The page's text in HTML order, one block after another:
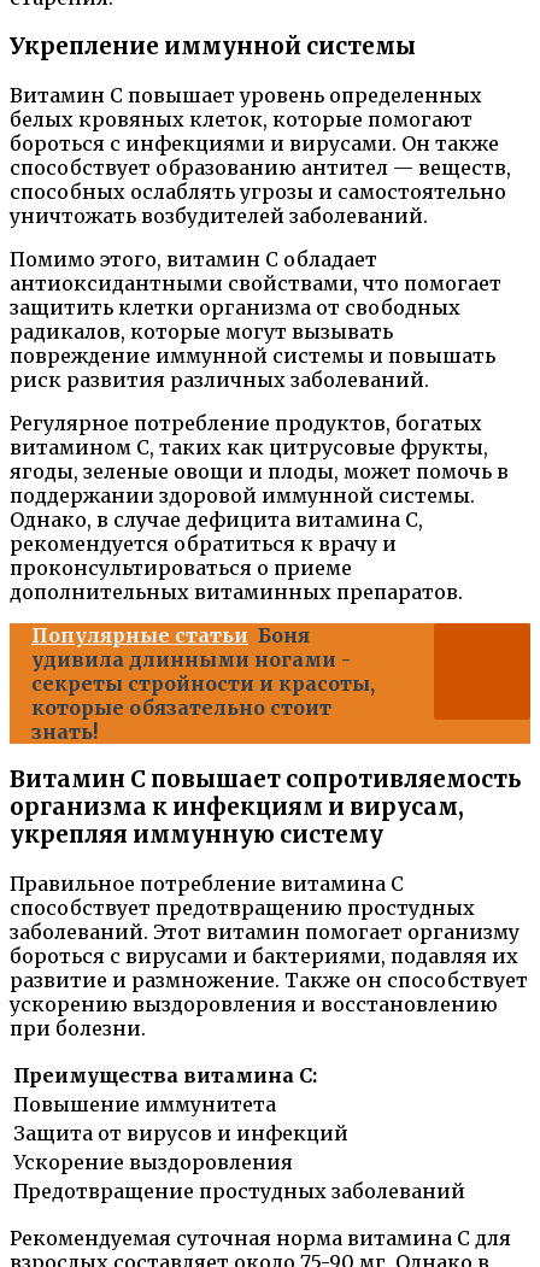
Укрепление иммунной системы
Витамин C повышает уровень определенных
белых кровяных клеток, которые помогают
бороться с инфекциями и вирусами. Он также
способствует образованию антител — веществ,
способных ослаблять угрозы и самостоятельно
уничтожать возбудителей заболеваний.
Помимо этого, витамин C обладает
антиоксидантными свойствами, что помогает
защитить клетки организма от свободных
радикалов, которые могут вызывать
повреждение иммунной системы и повышать
риск развития различных заболеваний.
Регулярное потребление продуктов, богатых
витамином C, таких как цитрусовые фрукты,
ягоды, зеленые овощи и плоды, может помочь в
поддержании здоровой иммунной системы.
Однако, в случае дефицита витамина C,
рекомендуется обратиться к врачу и
проконсультироваться о приеме
дополнительных витаминных препаратов.
Популярные статьи Боня
удивила длинными ногами -
секреты стройности и красоты,
которые обязательно стоит
знать!
Витамин С повышает сопротивляемость
организма к инфекциям и вирусам,
укрепляя иммунную систему
Правильное потребление витамина С
способствует предотвращению простудных
заболеваний. Этот витамин помогает организму
бороться с вирусами и бактериями, подавляя их
развитие и размножение. Также он способствует
ускорению выздоровления и восстановлению
при болезни.
Преимущества витамина С:
Повышение иммунитета
Защита от вирусов и инфекций
Ускорение выздоровления
Предотвращение простудных заболеваний
Рекомендуемая суточная норма витамина С для
взрослых составляет около 75-90 мг. Однако в